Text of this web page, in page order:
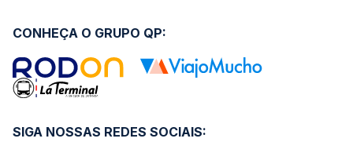
SIGA NOSSAS REDES SOCIAIS:
CONHEÇA O GRUPO QP: